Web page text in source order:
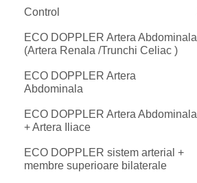
Control
ECO DOPPLER Artera Abdominala
(Artera Renala /Trunchi Celiac )
ECO DOPPLER Artera
Abdominala
ECO DOPPLER Artera Abdominala
+ Artera Iliace
ECO DOPPLER sistem arterial +
membre superioare bilaterale